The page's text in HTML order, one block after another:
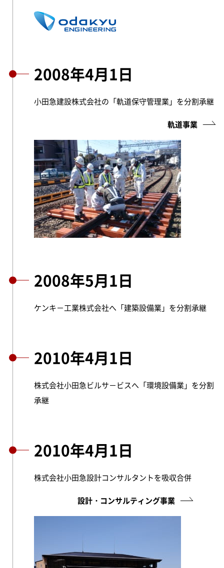
2008年4月1日
小田急建設株式会社の「軌道保守管理業」を分割承継
軌道事業
2008年5月1日
ケンキ－工業株式会社へ「建築設備業」を分割承継
2010年4月1日
株式会社小田急ビルサ－ビスへ「環境設備業」を分割
承継
2010年4月1日
株式会社小田急設計コンサルタントを吸収合併
設計・コンサルティング事業